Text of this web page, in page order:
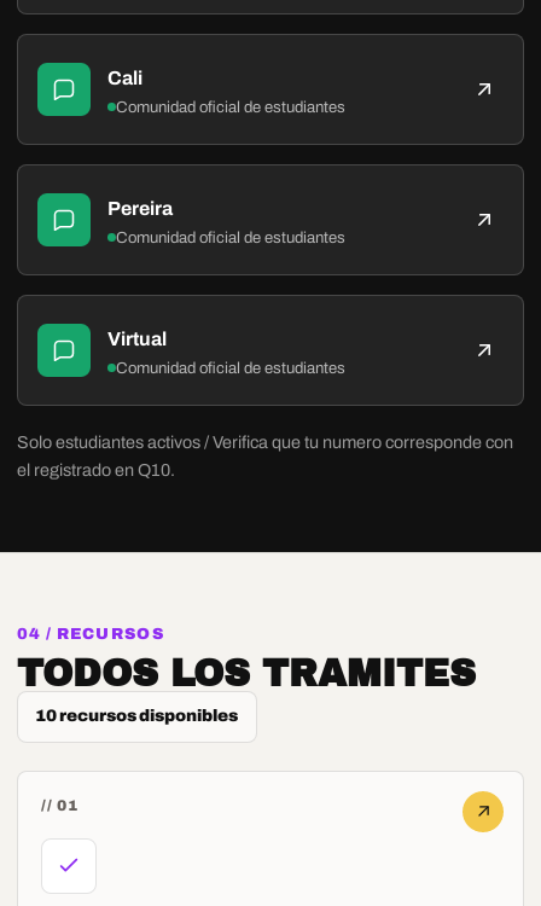
Cali
Comunidad oficial de estudiantes
Pereira
Comunidad oficial de estudiantes
Virtual
Comunidad oficial de estudiantes
Solo estudiantes activos / Verifica que tu numero corresponde con
el registrado en Q10.
04 / RECURSOS
TODOS LOS TRAMITES
10recursos disponibles
// 01